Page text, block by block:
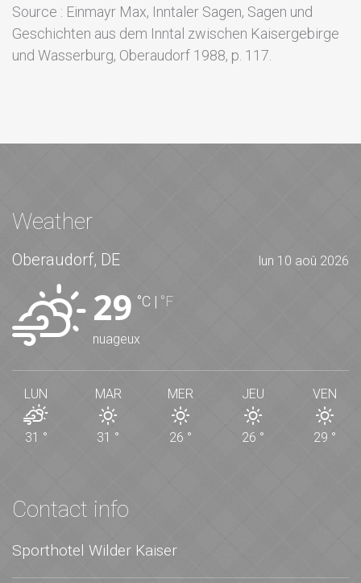
Source : Einmayr Max, Inntaler Sagen, Sagen und
Geschichten aus dem Inntal zwischen Kaisergebirge
und Wasserburg, Oberaudorf 1988, p. 117.
Weather
Oberaudorf, DE lun 10 aoû 2026
29 °C | °F
nuageux
LUN
31 °
MAR
31 °
MER
26 °
JEU
26 °
VEN
29 °
Contact info
Sporthotel Wilder Kaiser